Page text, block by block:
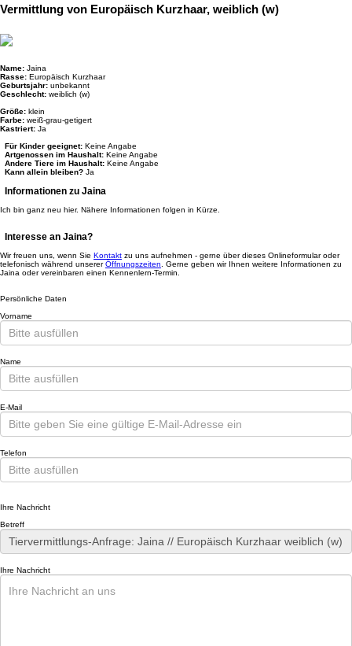
Vermittlung von Europäisch Kurzhaar, weiblich (w)
Name: Jaina
Rasse: Europäisch Kurzhaar
Geburtsjahr: unbekannt
Geschlecht: weiblich (w)
Größe: klein
Farbe: weiß-grau-getigert
Kastriert: Ja
Für Kinder geeignet: Keine Angabe
Artgenossen im Haushalt: Keine Angabe
Andere Tiere im Haushalt: Keine Angabe
Kann allein bleiben? Ja
Informationen zu Jaina
Ich bin ganz neu hier. Nähere Informationen folgen in Kürze.
Interesse an Jaina?
Wir freuen uns, wenn Sie Kontakt zu uns aufnehmen - gerne über dieses Onlineformular oder
telefonisch während unsererÖffnungszeiten . Gerne geben wir Ihnen weitere Informationen zu
Jaina oder vereinbaren einen Kennenlern-Termin.
Persönliche Daten
Vorname
Name
E-Mail
Telefon
Ihre Nachricht
Betreff
Ihre Nachricht